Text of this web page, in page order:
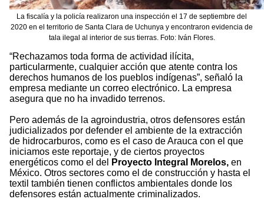
La fiscalía y la policía realizaron una inspección el 17 de septiembre del
2020 en el territorio de Santa Clara de Uchunya y encontraron evidencia de
tala ilegal al interior de sus tierras. Foto: Iván Flores.
“Rechazamos toda forma de actividad ilícita,
particularmente, cualquier acción que atente contra los
derechos humanos de los pueblos indígenas”, señaló la
empresa mediante un correo electrónico. La empresa
asegura que no ha invadido terrenos.
Pero además de la agroindustria, otros defensores están
judicializados por defender el ambiente de la extracción
de hidrocarburos, como es el caso de Arauca con el que
iniciamos este reportaje, y de ciertos proyectos
energéticos como el del
Proyecto Integral Morelos, en
México. Otros sectores como el de construcción y hasta el
textil también tienen conflictos ambientales donde los
defensores están actualmente criminalizados.